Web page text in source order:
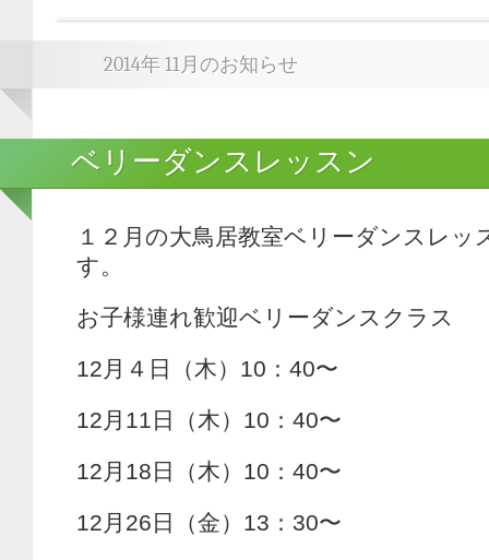
2014年 11月のお知らせ
ベリーダンスレッスン
１２月の大鳥居教室ベリーダンスレッ
す。
お子様連れ歓迎ベリーダンスクラス
12月４日（木）10：40〜
12月11日（木）10：40〜
12月18日（木）10：40〜
12月26日（金）13：30〜